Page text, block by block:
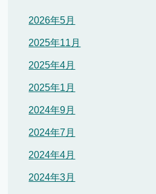
2026年5月
2025年11月
2025年4月
2025年1月
2024年9月
2024年7月
2024年4月
2024年3月